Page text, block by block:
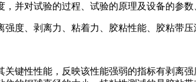
，并对试验的过程、试验的原理及设备的参
强度、剥离力、粘着力、胶粘性能、胶粘带
关键性性能，反映该性能强弱的指标有剥离